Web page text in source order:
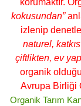
korumaktır.
kokusundan”
izlenip
naturel,
çiftlikten, ev
organik
Avrupa Birliği
Organik Tarım